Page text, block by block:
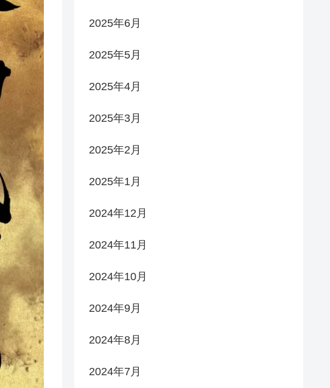
2025年6月
2025年5月
2025年4月
2025年3月
2025年2月
2025年1月
2024年12月
2024年11月
2024年10月
2024年9月
2024年8月
2024年7月